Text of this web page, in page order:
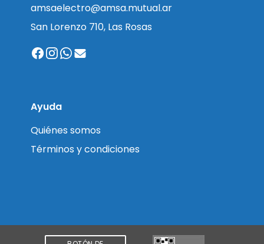
amsaelectro@amsa.mutual.ar
San Lorenzo 710, Las Rosas
Ayuda
Quiénes somos
Términos y condiciones